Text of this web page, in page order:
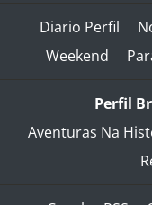
Diario Perfil
Weekend
Perfil
Aventuras Na